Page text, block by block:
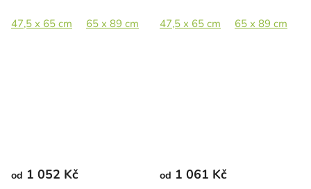
47,5 x 65 cm 65 x 89 cm 89 x 122 cm
47,5 x 65 cm 65 x 89 cm
od 1 052 Kč od 1 061 Kč